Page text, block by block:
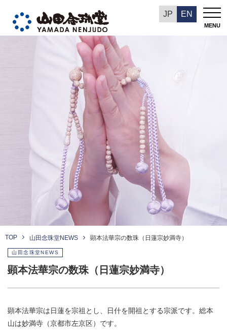
JP EN
MENU
山田念珠堂NEWS
TOP 山田念珠堂NEWS 顕本法華宗の数珠（日蓮宗妙満寺）
山田念珠堂NEWS
顕本法華宗の数珠（日蓮宗妙満寺）
顕本法華宗は日蓮を宗祖とし、日什を開祖とする宗派です。総本
山は妙満寺（京都市左京区）です。